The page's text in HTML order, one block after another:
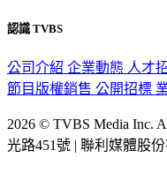
認識 TVBS
公司介紹 企業動態 人才
節目版權銷售 公開招標
2026 © TVBS Media Inc.
光路451號 | 聯利媒體股